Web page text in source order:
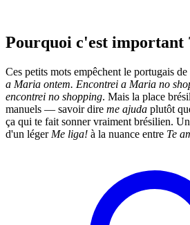
Pourquoi c'est important
Ces petits mots empêchent le portugais
a Maria ontem. Encontrei a Maria no
encontrei no shopping. Mais la place
manuels — savoir dire me ajuda plutôt
ça qui te fait sonner vraiment brésilien.
d'un léger Me liga! à la nuance entre Te